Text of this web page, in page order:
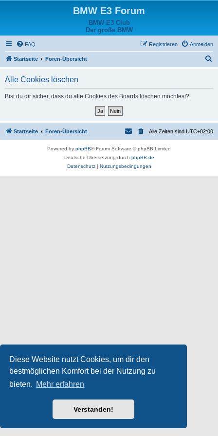
Diese Website nutzt Cookies, um dir den
bestmöglichen Komfort bei der Nutzung zu
bieten. Mehr erfahren
Verstanden!
BMW E3 Forum
BMW E3 Club
Der große BMW
FAQ Anmelden
Registrieren
Startseite Foren-Übersicht
Alle Cookies löschen
Bist du dir sicher, dass du alle Cookies des Boards löschen möchtest?
Startseite Foren-Übersicht Alle Zeiten sind UTC+02:00
Powered by phpBB® Forum Software © phpBB Limited
Deutsche Übersetzung durch phpBB.de
Datenschutz| Nutzungsbedingungen